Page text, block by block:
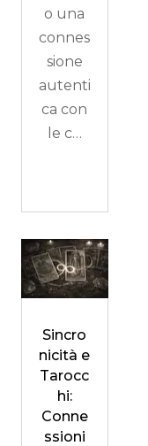
o una
connes
sione
autenti
ca con
le c…
Sincro
nicità e
Tarocc
hi:
Conne
ssioni